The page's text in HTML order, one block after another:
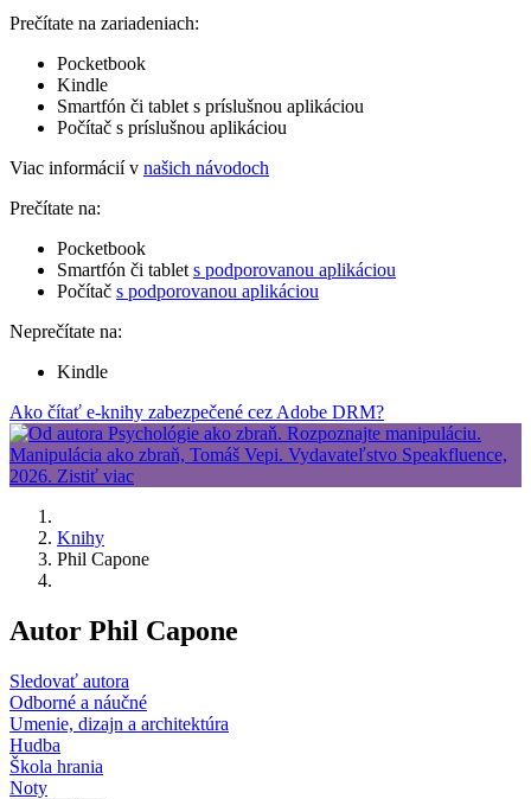
Prečítate na zariadeniach:
Pocketbook
Kindle
Smartfón či tablet s príslušnou aplikáciou
Počítač s príslušnou aplikáciou
Viac informácií v našich návodoch
Prečítate na:
Pocketbook
Smartfón či tablet s podporovanou aplikáciou
Počítač s podporovanou aplikáciou
Neprečítate na:
Kindle
Ako čítať e-knihy zabezpečené cez Adobe DRM?
Knihy
Phil Capone
Autor Phil Capone
Sledovať autora
Odborné a náučné
Umenie, dizajn a architektúra
Hudba
Škola hrania
Noty